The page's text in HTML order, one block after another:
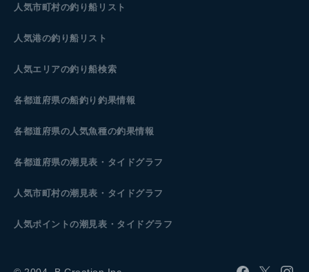
人気市町村の釣り船リスト
人気港の釣り船リスト
人気エリアの釣り船検索
各都道府県の船釣り釣果情報
各都道府県の人気魚種の釣果情報
各都道府県の潮見表 ・タイドグラフ
人気市町村の潮見表・タイドグラフ
人気ポイントの潮見表・タイドグラフ